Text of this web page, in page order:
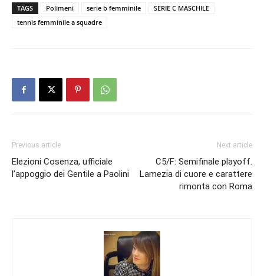
TAGS Polimeni serie b femminile
SERIE C MASCHILE
tennis femminile a squadre
Previous article
Elezioni Cosenza, ufficiale
l’appoggio dei Gentile a Paolini
Next article
C5/F: Semifinale playoff.
Lamezia di cuore e carattere
rimonta con Roma